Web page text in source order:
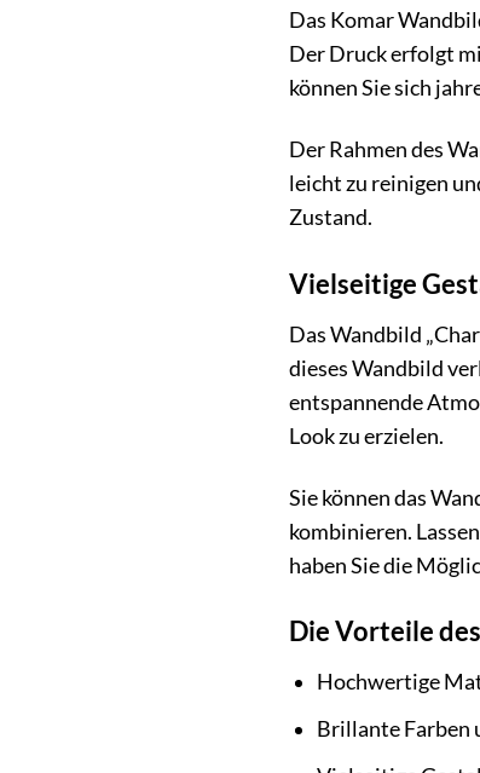
Das Komar
Der Druck erfolgt
können Sie sich
Der Rahmen des
leicht zu reinigen
Zustand.
Vielseitige
Das Wandbild
dieses Wandbild
entspannende
Look zu erzielen.
Sie können das
kombinieren.
haben Sie die
Die Vorteile
Hochwertige
Brillante Farben